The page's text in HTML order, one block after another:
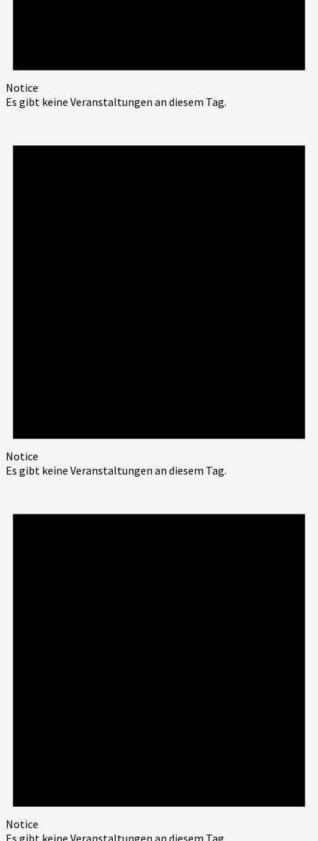
Notice
Es gibt keine Veranstaltungen an diesem Tag.
Notice
Es gibt keine Veranstaltungen an diesem Tag.
Notice
Es gibt keine Veranstaltungen an diesem Tag.